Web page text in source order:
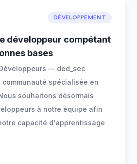
DÉVELOPPEMENT
développeur compétant
bases
— ded_sec
communauté spécialisée en
souhaitons désormais
à notre équipe afin
capacité d'apprentissage